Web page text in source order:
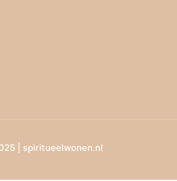
| spiritueelwonen.nl